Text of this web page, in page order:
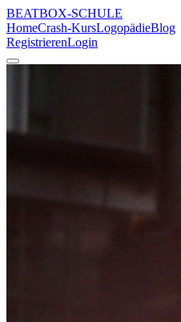
BEATBOX-SCHULE
HomeCrash-KursLogopädieBlog
RegistrierenLogin